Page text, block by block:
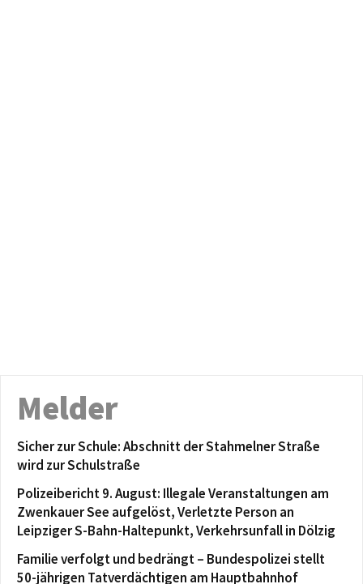
Melder
Sicher zur Schule: Abschnitt der Stahmelner Straße
wird zur Schulstraße
Polizeibericht 9. August: Illegale Veranstaltungen am
Zwenkauer See aufgelöst, Verletzte Person an
Leipziger S-Bahn-Haltepunkt, Verkehrsunfall in Dölzig
Familie verfolgt und bedrängt – Bundespolizei stellt
50-jährigen Tatverdächtigen am Hauptbahnhof